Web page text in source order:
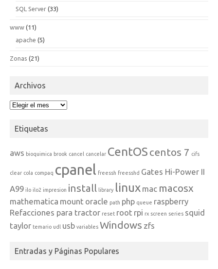
SQL Server (33)
www (11)
apache (5)
Zonas (21)
Archivos
Archivos
Etiquetas
aws bioquimica brook cancel cancelar CentOS centos 7 cifs
clear cola compaq cpanel freessh freesshd Gates Hi-Power II
A99 ilo ilo2 impresion install library linux mac macosx
mathematica mount oracle path php queue raspberry
Refacciones para tractor reset root rpi rx screen series squid
taylor temario udl usb variables Windows zfs
Entradas y Páginas Populares